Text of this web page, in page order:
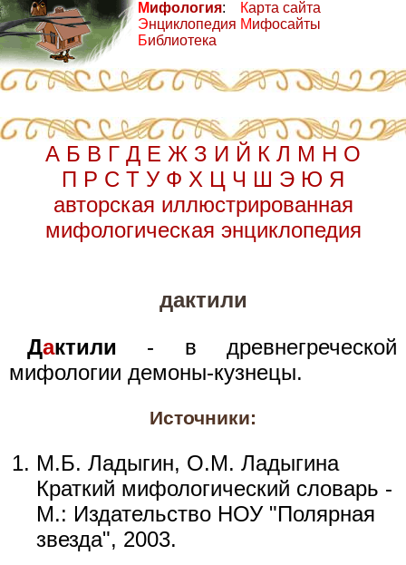
Мифология:
Энциклопедия
Библиотека
Карта сайта
Мифосайты
А Б В Г Д Е Ж З И Й К Л М Н О
П Р С Т У Ф Х Ц Ч Ш Э Ю Я
авторская иллюстрированная
мифологическая энциклопедия
дактили
Дактили - в древнегреческой
мифологии демоны-кузнецы.
Источники:
М.Б. Ладыгин, О.М. Ладыгина
Краткий мифологический словарь -
М.: Издательство НОУ "Полярная
звезда", 2003.